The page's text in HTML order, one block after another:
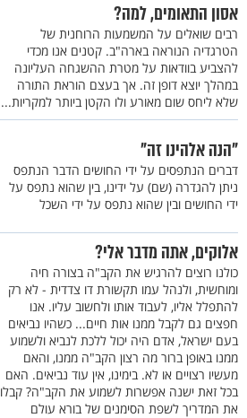
אסון התאומים, למה?
רבים שואלים על המשמעות הרוחנית של
הטרגדיה הנוראה בארה"ב. קטנים אנו מכדי
להצביע בוודאות על מטרת ההשגחה העליונה
במהלך יוצא דופן זה. אך בעצם הוראת התורה
שלא ליחס שום מאורע ולו הקטן ביותר למקריות...
"הנה אלהינו זה"
דברים הנתפסים על ידי החושים הדבר הנתפס
ניתן להגדרה (שם) על ידינו, בין שהוא נתפס על
ידי החושים ובין שהוא נתפס על ידי השכל
אלוקים, אתה מדבר אלי?
כולנו רוצים להרגיש את הקב"ה בצורה חיה
ומוחשית, ולנהל עמו תקשורת דו צדדית - לא רק
להתפלל אליו, לעבוד אותו ולחשוב עליו. אנו
חפצים גם לקבל ממנו אות חיים... כשהיו נביאים
בעם ישראל, אדם היה יכול ללכת לנביא ולשמוע
ממנו באופן ברור מה רצון הקב"ה ממנו, והאם
מעשיו רצויים או לא. בימינו, אין עוד נביאים. האם
בכל זאת ישנה אפשרות לשמוע את הקב"ה? קבלו
את המדריך לשפת הסימנים של בורא עולם